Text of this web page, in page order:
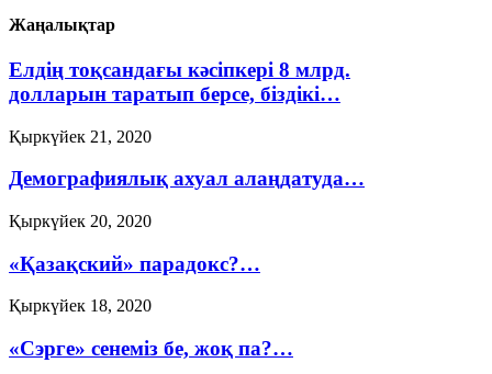
Жаңалықтар
Елдің тоқсандағы кәсіпкері 8 млрд.
долларын таратып берсе, біздікі…
Қыркүйек 21, 2020
Демографиялық ахуал алаңдатуда…
Қыркүйек 20, 2020
«Қазақский» парадокс?…
Қыркүйек 18, 2020
«Сэрге» сенеміз бе, жоқ па?…